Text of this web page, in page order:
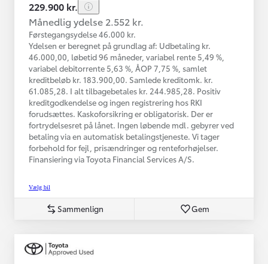
229.900 kr.
Månedlig ydelse 2.552 kr.
Førstegangsydelse 46.000 kr.
Ydelsen er beregnet på grundlag af: Udbetaling kr.
46.000,00, løbetid 96 måneder, variabel rente 5,49 %,
variabel debitorrente 5,63 %, ÅOP 7,75 %, samlet
kreditbeløb kr. 183.900,00. Samlede kreditomk. kr.
61.085,28. I alt tilbagebetales kr. 244.985,28. Positiv
kreditgodkendelse og ingen registrering hos RKI
forudsættes. Kaskoforsikring er obligatorisk. Der er
fortrydelsesret på lånet. Ingen løbende mdl. gebyrer ved
betaling via en automatisk betalingstjeneste. Vi tager
forbehold for fejl, prisændringer og renteforhøjelser.
Finansiering via Toyota Financial Services A/S.
Vælg bil
Sammenlign Gem